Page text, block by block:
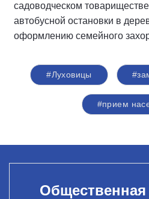
садоводческом
автобусной остановки в
оформлению семейного
#Луховицы
#прием